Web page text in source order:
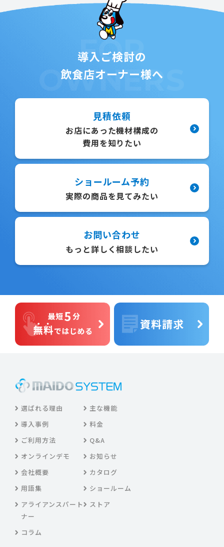
導入ご検討の
飲食店オーナー様へ
FOR
OWNERS
見積依頼
お店にあった機材構成の
費用を知りたい
ショールーム予約
実際の商品を見てみたい
お問い合わせ
もっと詳しく相談したい
選ばれる理由
主な機能
導入事例
料金
ご利用方法
Q&A
オンラインデモ
お知らせ
会社概要
カタログ
用語集
ショールーム
アライアンスパート
ナー
ストア
コラム